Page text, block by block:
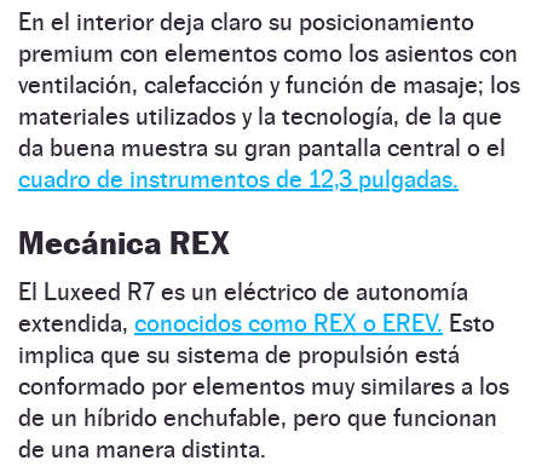
En el interior deja claro su posicionamiento
premium con elementos como los asientos con
ventilación, calefacción y función de masaje; los
materiales utilizados y la tecnología, de la que
da buena muestra su gran pantalla central o el
cuadro de instrumentos de 12,3 pulgadas.
Mecánica REX
El Luxeed R7 es un eléctrico de autonomía
extendida, conocidos como REX o EREV. Esto
implica que su sistema de propulsión está
conformado por elementos muy similares a los
de un híbrido enchufable, pero que funcionan
de una manera distinta.